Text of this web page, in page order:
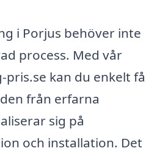
i Porjus behöver inte
process. Med vår
kan du enkelt få
från erfarna
sig på
och installation. Det